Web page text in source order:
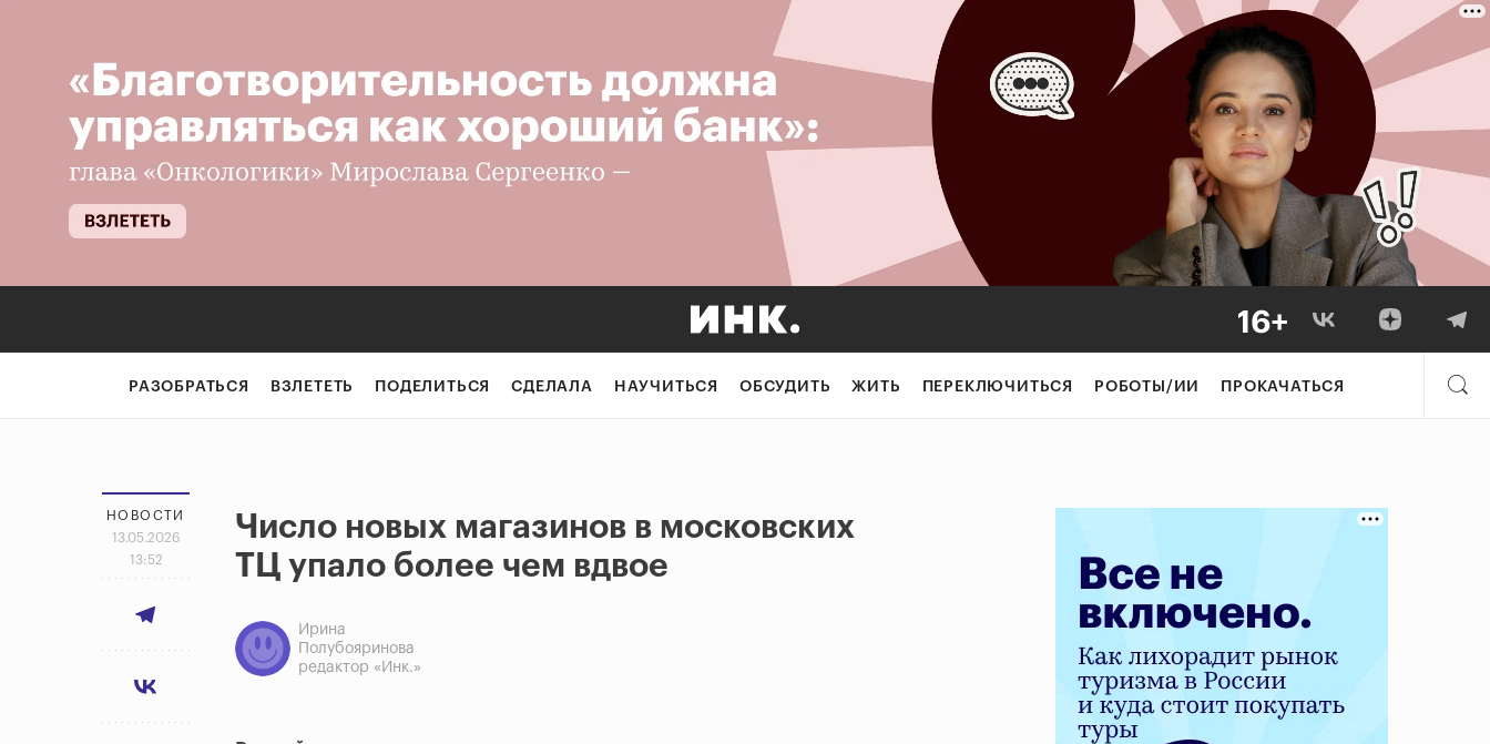
РАЗОБРАТЬСЯ ВЗЛЕТЕТЬ ПОДЕЛИТЬСЯ СДЕЛАЛА НАУЧИТЬСЯ ОБСУДИТЬ ЖИТЬ ПЕРЕКЛЮЧИТЬСЯ РОБОТЫ/ИИ ПРОКАЧАТЬСЯ
НОВОСТИ
13.05.2026
13:52
Число новых магазинов в московских
ТЦ упало более чем вдвое
Ирина
Полубояринова
редактор «Инк.»